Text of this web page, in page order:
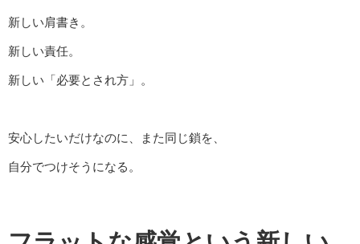
新しい肩書き。
新しい責任。
新しい「必要とされ方」。
安心したいだけなのに、また同じ鎖を、
自分でつけそうになる。